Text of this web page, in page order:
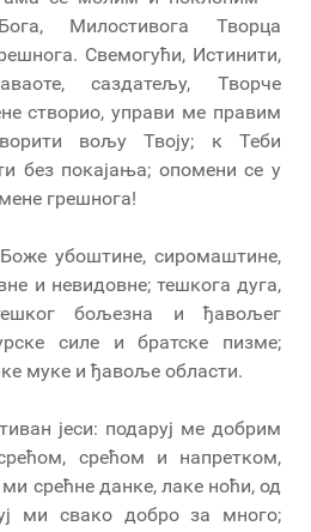
Милостивога Творца
Свемогући, Истинити,
саздатељу, Творче
створио, управи ме правим
вољу Твоју; к Теби
без покајања; опомени се у
грешнога!
убоштине, сиромаштине,
и невидовне; тешкога дуга,
бољезна и ђавољег
силе и братске пизме;
муке и ђавоље области.
јеси: подаруј ме добрим
срећом и напретком,
срећне данке, лаке ноћи, од
ми свако добро за много;